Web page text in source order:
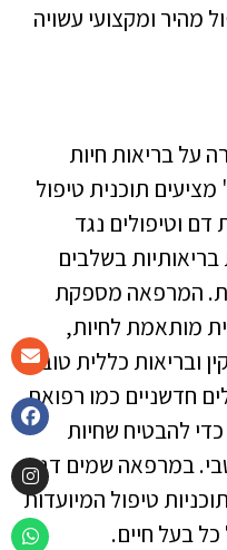
מהיר ומקצועי עשויה
על בריאות חיות
תוכנית טיפול
דם וטיפולים נגד
בריאותיות בשלבים
המרפאה מספקת
מותאמת לחיות,
ובריאות כללית טובה.
חדשניים כמו רפואת
להבטיח שחיות
במרפאה שמים דגש
טיפול המיועדות
כל בעל חיים.